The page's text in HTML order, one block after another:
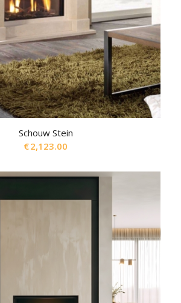
Schouw Stein
€2,123.00